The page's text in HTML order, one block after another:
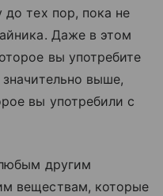
до тех пор, пока не
Даже в этом
вы употребите
выше,
вы употребили с
другим
веществам, которые